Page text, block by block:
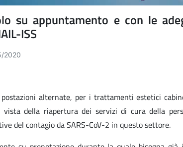
su appuntamento e con le
ISS
2020
alternate, per i trattamenti estetici
della riapertura dei servizi di cura della
del contagio da SARS-CoV-2 in questo settore.